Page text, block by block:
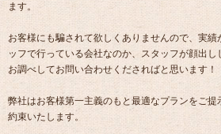
ます。
お客様にも騙されて欲しくありませんので、実績
ッフで行っている会社なのか、スタッフが顔出し
お調べしてお問い合わせくださればと思います！
弊社はお客様第一主義のもと最適なプランをご
約束いたします。